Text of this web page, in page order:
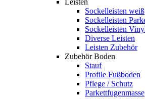
Sockelleisten weiß
Sockelleisten
Sockelleisten
Diverse Leisten
Leisten Zubehör
Zubehör Boden
Stauf
Profile Fußboden
Pflege / Schutz
Parkettfugenmasse